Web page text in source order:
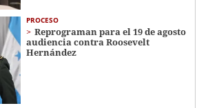
PROCESO
Reprograman para el 19 de agosto
audiencia contra Roosevelt
Hernández